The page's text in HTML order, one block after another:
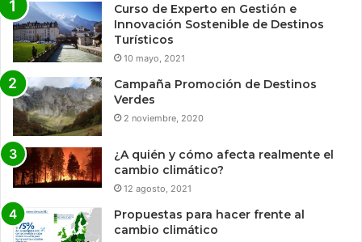
Curso de Experto en Gestión e
Innovación Sostenible de Destinos
Turísticos
10 mayo, 2021
Campaña Promoción de Destinos
Verdes
2 noviembre, 2020
¿A quién y cómo afecta realmente el
cambio climático?
12 agosto, 2021
Propuestas para hacer frente al
cambio climático